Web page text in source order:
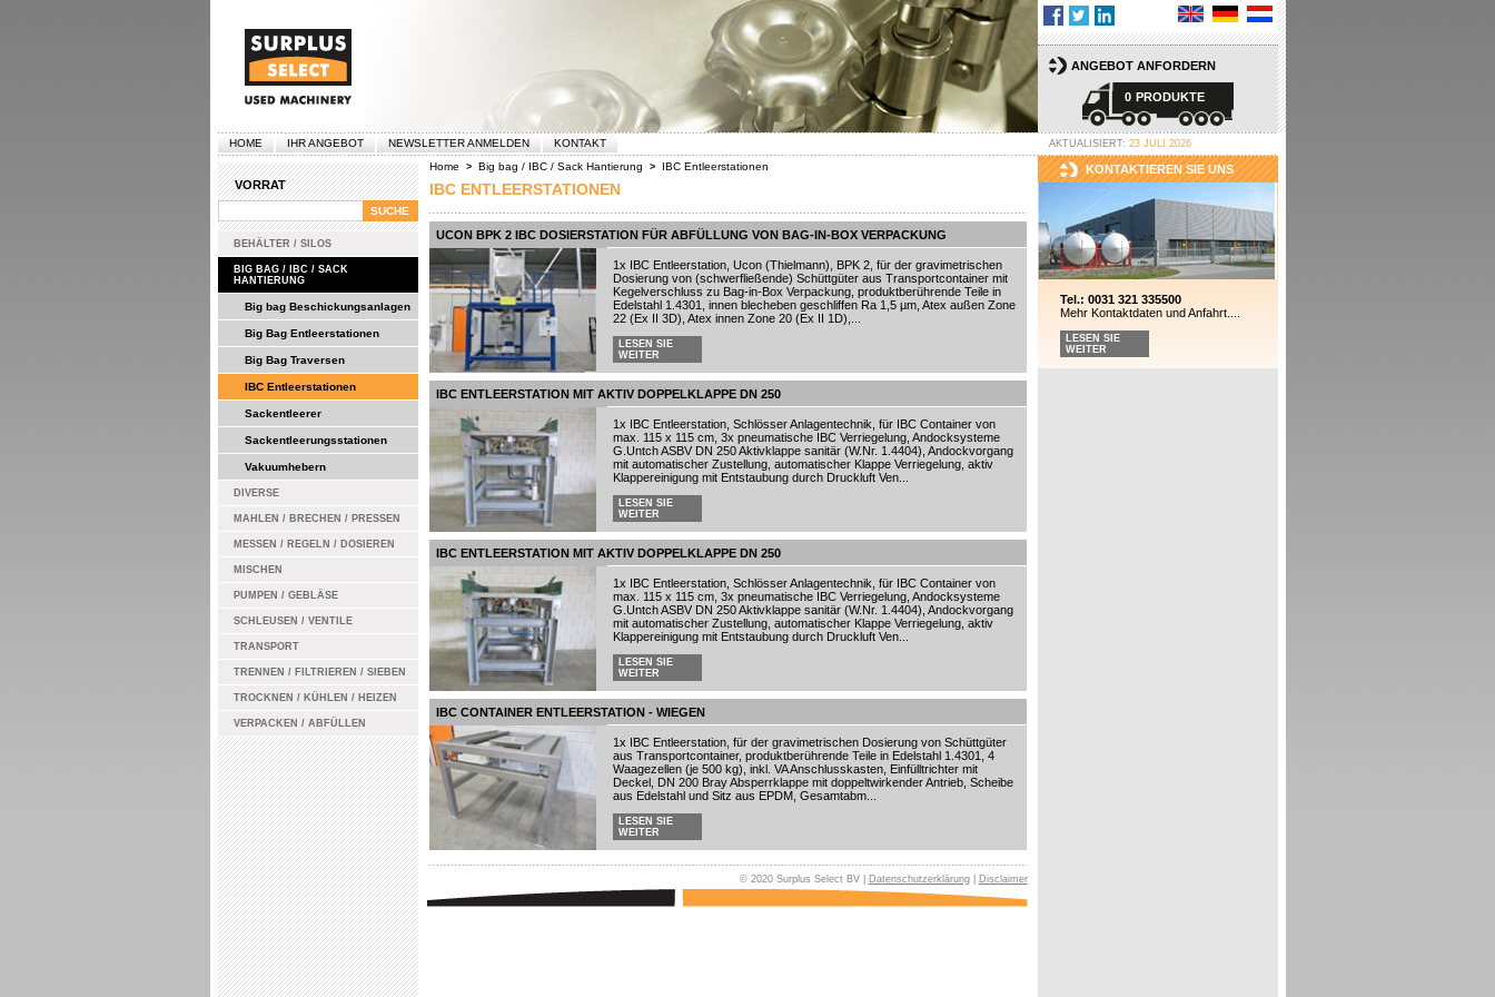
ANGEBOT ANFORDERN
0 PRODUKTE
HOME IHR ANGEBOT NEWSLETTER ANMELDEN KONTAKT AKTUALISIERT: 23 JULI 2026
VORRAT
BEHÄLTER / SILOS
BIG BAG / IBC / SACK
HANTIERUNG
Big bag Beschickungsanlagen
Big Bag Entleerstationen
Big Bag Traversen
IBC Entleerstationen
Sackentleerer
Sackentleerungsstationen
Vakuumhebern
DIVERSE
MAHLEN / BRECHEN / PRESSEN
MESSEN / REGELN / DOSIEREN
MISCHEN
PUMPEN / GEBLÄSE
SCHLEUSEN / VENTILE
TRANSPORT
TRENNEN / FILTRIEREN / SIEBEN
TROCKNEN / KÜHLEN / HEIZEN
VERPACKEN / ABFÜLLEN
Home > Big bag / IBC / Sack Hantierung > IBC Entleerstationen
IBC ENTLEERSTATIONEN
UCON BPK 2 IBC DOSIERSTATION FÜR ABFÜLLUNG VON BAG-IN-BOX VERPACKUNG
1x IBC Entleerstation, Ucon (Thielmann), BPK 2, für der gravimetrischen
Dosierung von (schwerfließende) Schüttgüter aus Transportcontainer mit
Kegelverschluss zu Bag-in-Box Verpackung, produktberührende Teile in
Edelstahl 1.4301, innen blecheben geschliffen Ra 1,5 µm, Atex außen Zone
22 (Ex II 3D), Atex innen Zone 20 (Ex II 1D),...
LESEN SIE
WEITER
IBC ENTLEERSTATION MIT AKTIV DOPPELKLAPPE DN 250
1x IBC Entleerstation, Schlösser Anlagentechnik, für IBC Container von
max. 115 x 115 cm, 3x pneumatische IBC Verriegelung, Andocksysteme
G.Untch ASBV DN 250 Aktivklappe sanitär (W.Nr. 1.4404), Andockvorgang
mit automatischer Zustellung, automatischer Klappe Verriegelung, aktiv
Klappereinigung mit Entstaubung durch Druckluft Ven...
LESEN SIE
WEITER
IBC ENTLEERSTATION MIT AKTIV DOPPELKLAPPE DN 250
1x IBC Entleerstation, Schlösser Anlagentechnik, für IBC Container von
max. 115 x 115 cm, 3x pneumatische IBC Verriegelung, Andocksysteme
G.Untch ASBV DN 250 Aktivklappe sanitär (W.Nr. 1.4404), Andockvorgang
mit automatischer Zustellung, automatischer Klappe Verriegelung, aktiv
Klappereinigung mit Entstaubung durch Druckluft Ven...
LESEN SIE
WEITER
IBC CONTAINER ENTLEERSTATION - WIEGEN
1x IBC Entleerstation, für der gravimetrischen Dosierung von Schüttgüter
aus Transportcontainer, produktberührende Teile in Edelstahl 1.4301, 4
Waagezellen (je 500 kg), inkl. VA Anschlusskasten, Einfülltrichter mit
Deckel, DN 200 Bray Absperrklappe mit doppeltwirkender Antrieb, Scheibe
aus Edelstahl und Sitz aus EPDM, Gesamtabm...
LESEN SIE
WEITER
KONTAKTIEREN SIE UNS
Tel.: 0031 321 335500
Mehr Kontaktdaten und Anfahrt....
LESEN SIE
WEITER
© 2020 Surplus Select BV | Datenschutzerklärung| Disclaimer